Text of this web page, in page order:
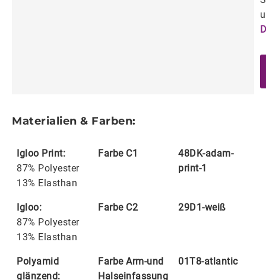
Materialien & Farben:
Igloo Print:
87% Polyester
13% Elasthan
Farbe C1
48DK-adam-
print-1
Igloo:
87% Polyester
13% Elasthan
Farbe C2 29D1-weiß
Polyamid
glänzend:
Farbe Arm-und
Halseinfassung
01T8-atlantic